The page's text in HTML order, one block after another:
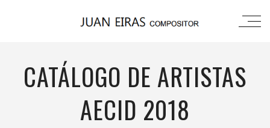
CATÁLOGO DE ARTISTAS
AECID 2018